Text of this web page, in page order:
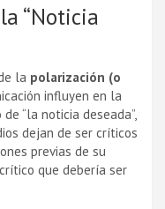
“Noticia
la polarización (o
influyen en la
“la noticia deseada”,
dejan de ser críticos
previas de su
que debería ser